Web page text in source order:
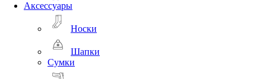
Аксессуары
Носки
Шапки
Сумки